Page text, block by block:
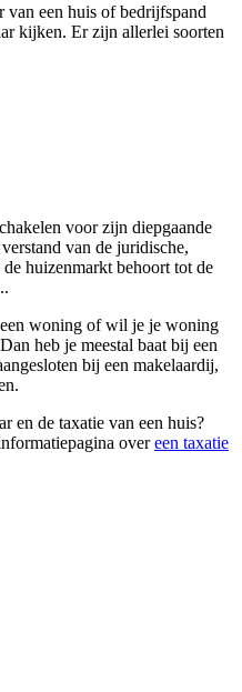
een huis of bedrijfspand
kijken. Er zijn allerlei soorten
voor zijn diepgaande
van de juridische,
huizenmarkt behoort tot de
woning of wil je je woning
heb je meestal baat bij een
bij een makelaardij,
en de taxatie van een huis?
overeen taxatie